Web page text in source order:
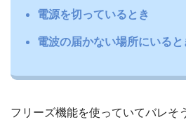
電源を切っているとき
電波の届かない場所にいると
フリーズ機能を使っていてバレそ